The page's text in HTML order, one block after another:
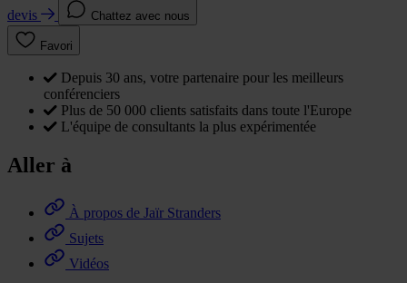
devis
Chattez avec nous
Favori
Depuis 30 ans, votre partenaire pour les meilleurs
conférenciers
Plus de 50 000 clients satisfaits dans toute l'Europe
L'équipe de consultants la plus expérimentée
Aller à
À propos de Jaïr Stranders
Sujets
Vidéos